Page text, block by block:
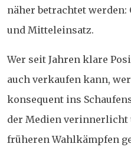
näher betrachtet
und Mitteleinsatz.
Wer seit Jahren klare
auch verkaufen kann,
konsequent ins
der Medien verinnerlicht
früheren Wahlkämpfen